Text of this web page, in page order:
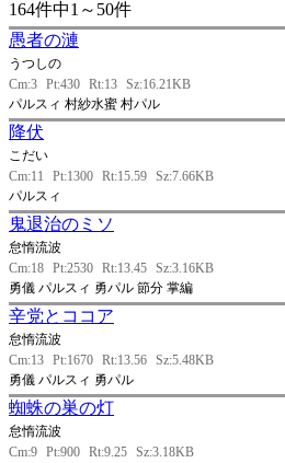
164件中1～50件
愚者の漣
うつしの
Cm:3 Pt:430 Rt:13 Sz:16.21KB
パルスィ 村紗水蜜 村パル
降伏
こだい
Cm:11
Pt:1300 Rt:15.59 Sz:7.66KB
パルスィ
鬼退治のミソ
怠惰流波
Cm:18 Pt:2530 Rt:13.45 Sz:3.16KB
勇儀 パルスィ 勇パル 節分 掌編
辛党とココア
怠惰流波
Cm:13 Pt:1670 Rt:13.56 Sz:5.48KB
勇儀 パルスィ 勇パル
蜘蛛の巣の灯
怠惰流波
Cm:9 Pt:900 Rt:9.25 Sz:3.18KB